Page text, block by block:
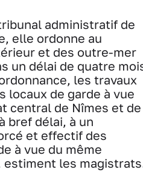
administratif de
elle ordonne au
et des outre-mer
un délai de quatre
les travaux
locaux de garde à vue
central de Nîmes et de
bref délai, à un
et effectif des
à vue du même
estiment les